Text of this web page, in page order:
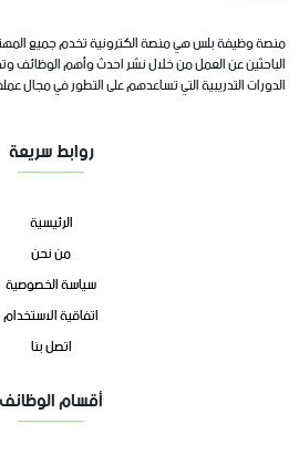
منصة وظيفة بلس هي منصة الكترونية تخدم جميع
الباحثين عن العمل من خلال نشر احدث وأهم الوظائف
الدورات التدريبية التي تساعدهم على التطور في مجال
روابط سريعة
الرئيسية
من نحن
سياسة الخصوصية
اتفاقية الاستخدام
اتصل بنا
أقسام الوظائف